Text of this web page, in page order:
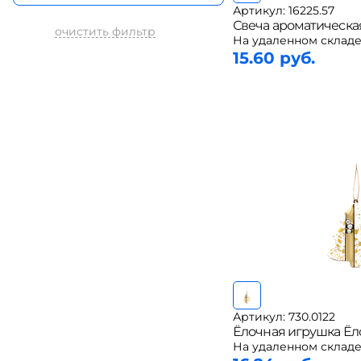
очистить фильтр
Артикул: 16225.57
Свеча
На удаленном
15.60 руб.
Артикул: 730.0122
Ёлочная игрушка
На удаленном